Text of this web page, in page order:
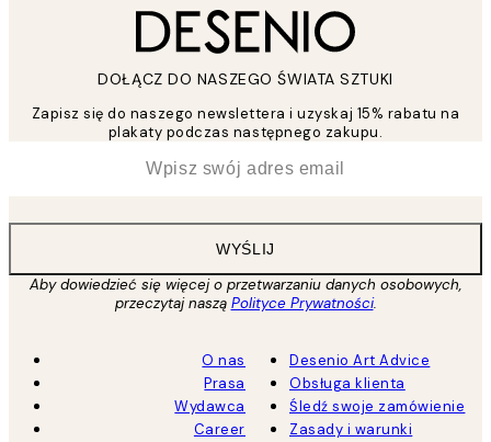
DOŁĄCZ DO NASZEGO ŚWIATA SZTUKI
Zapisz się do naszego newslettera i uzyskaj 15% rabatu na
plakaty podczas następnego zakupu.
WYŚLIJ
Aby dowiedzieć się więcej o przetwarzaniu danych osobowych,
przeczytaj naszą Polityce Prywatności.
O nas
Prasa
Wydawca
Career
Desenio Art Advice
Obsługa klienta
Śledź swoje zamówienie
Zasady i warunki